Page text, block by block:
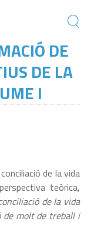
DE
DE LA
I
de la vida
teòrica,
de la vida
de molt de treball i